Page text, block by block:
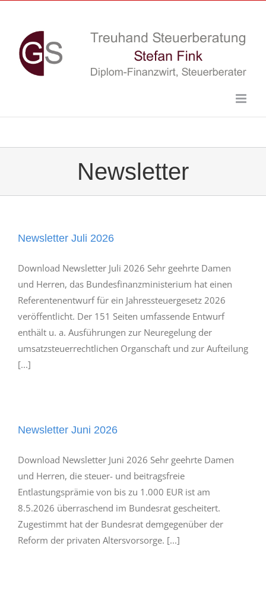
content
Newsletter
Newsletter Juli 2026
Download Newsletter Juli 2026 Sehr geehrte Damen
und Herren, das Bundesfinanzministerium hat einen
Referentenentwurf für ein Jahressteuergesetz 2026
veröffentlicht. Der 151 Seiten umfassende Entwurf
enthält u. a. Ausführungen zur Neuregelung der
umsatzsteuerrechtlichen Organschaft und zur Aufteilung
[...]
Newsletter Juni 2026
Download Newsletter Juni 2026 Sehr geehrte Damen
und Herren, die steuer- und beitragsfreie
Entlastungsprämie von bis zu 1.000 EUR ist am
8.5.2026 überraschend im Bundesrat gescheitert.
Zugestimmt hat der Bundesrat demgegenüber der
Reform der privaten Altersvorsorge. [...]